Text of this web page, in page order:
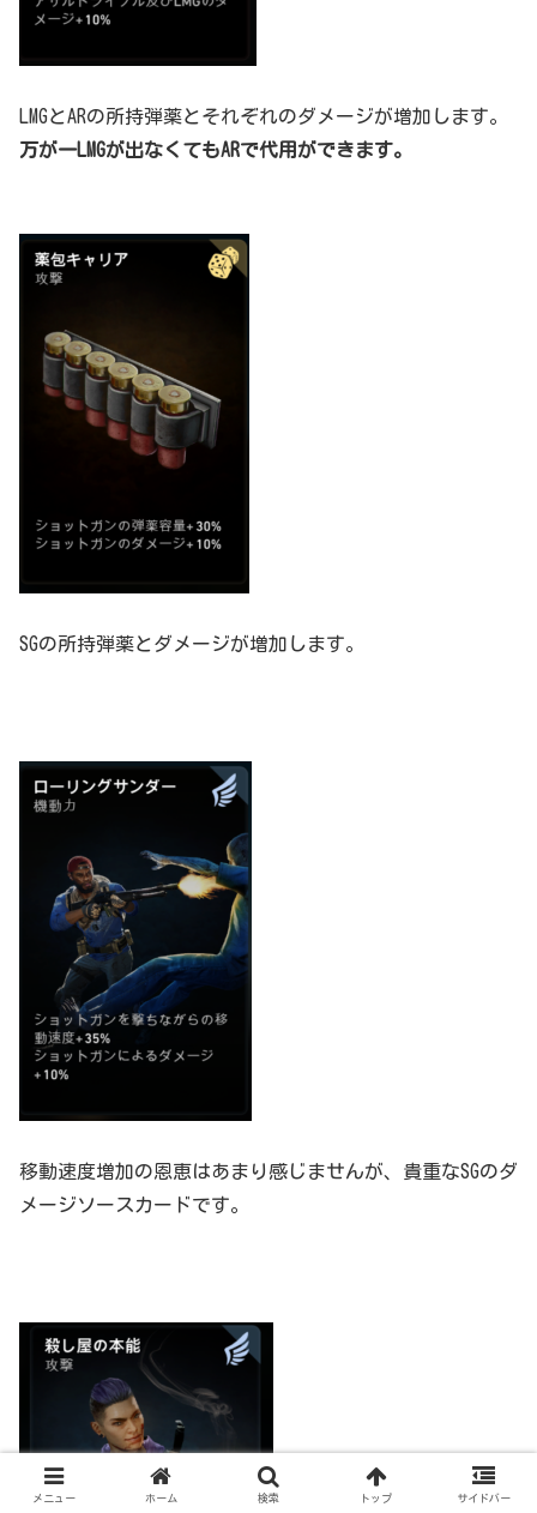
LMGとARの所持弾薬とそれぞれのダメージが増加します。
万が一LMGが出なくてもARで代用ができます。
SGの所持弾薬とダメージが増加します。
移動速度増加の恩恵はあまり感じませんが、貴重なSGのダ
メージソースカードです。
メニュー ホーム 検索 トップ サイドバー